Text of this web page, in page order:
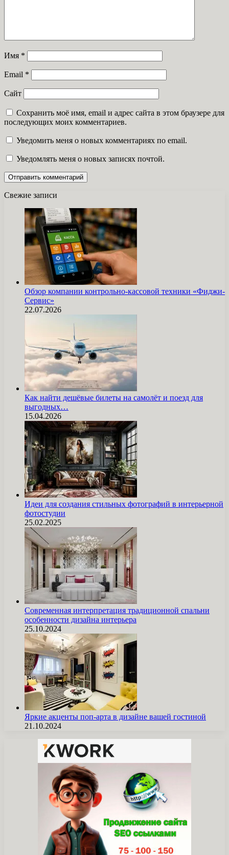
Имя *
Email *
Сайт
Сохранить моё имя, email и адрес сайта в этом браузере для
последующих моих комментариев.
Уведомить меня о новых комментариях по email.
Уведомлять меня о новых записях почтой.
Свежие записи
Обзор компании контрольно-кассовой техники «Фиджи-
Сервис»
22.07.2026
Как найти дешёвые билеты на самолёт и поезд для
выгодных…
15.04.2026
Идеи для создания стильных фотографий в интерьерной
фотостудии
25.02.2025
Современная интерпретация традиционной спальни
особенности дизайна интерьера
25.10.2024
Яркие акценты поп-арта в дизайне вашей гостиной
21.10.2024